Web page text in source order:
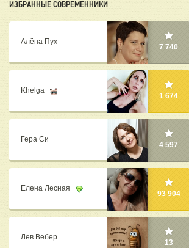
ИЗБРАННЫЕ СОВРЕМЕННИКИ
Алёна Пух
7 740
Khelga
1 674
Гера Си
4 597
Елена Лесная
93 904
Лев Вебер
13